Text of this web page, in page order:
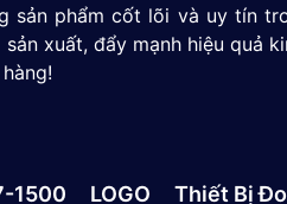
sản phẩm cốt lõi và uy tín
xuất, đẩy mạnh hiệu quả
1500 LOGO Thiết Bị